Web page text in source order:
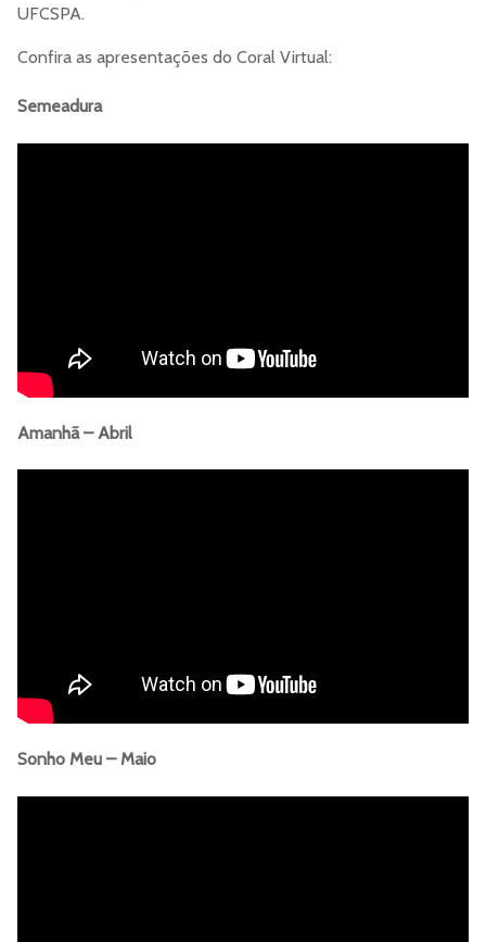
UFCSPA.
Confira as apresentações do Coral Virtual:
Semeadura
Amanhã – Abril
Sonho Meu – Maio